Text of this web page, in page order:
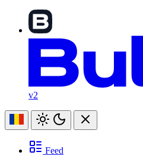
v2
Feed